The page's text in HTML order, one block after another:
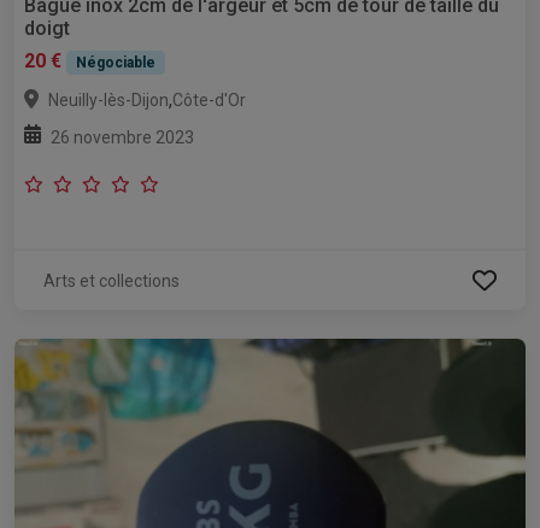
Bague inox 2cm de l'argeur et 5cm de tour de taille du
doigt
20 €
Négociable
Neuilly-lès-Dijon,Côte-d'Or
26 novembre 2023
Arts et collections